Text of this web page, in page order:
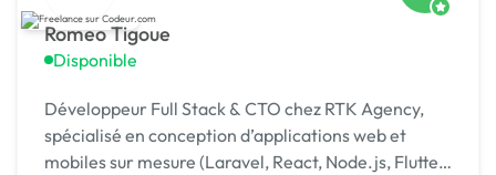
Romeo Tigoue
Disponible
Développeur Full Stack & CTO chez RTK Agency,
spécialisé en conception d’applications web et
mobiles sur mesure (Laravel, React, Node.js, Flutter)